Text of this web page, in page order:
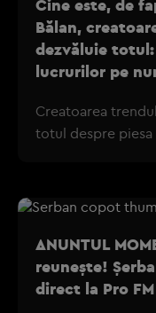
Cine este, de
Bălan,
dezvăluie
lucrurilor pe
Creatoarea
totul despre piesa
ANUNTUL
reunește!
direct la Pro FM